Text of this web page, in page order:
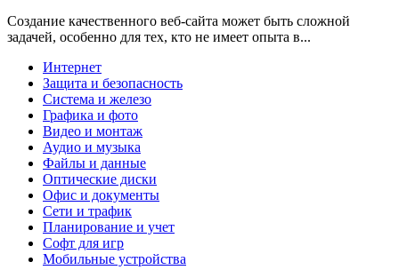
Создание качественного веб-сайта может быть сложной
задачей, особенно для тех, кто не имеет опыта в...
Интернет
Защита и безопасность
Система и железо
Графика и фото
Видео и монтаж
Аудио и музыка
Файлы и данные
Оптические диски
Офис и документы
Сети и трафик
Планирование и учет
Софт для игр
Мобильные устройства